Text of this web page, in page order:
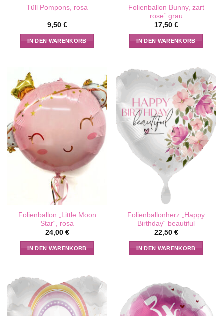
Tüll Pompons, rosa
9,50 €
IN DEN WARENKORB
Folienballon Bunny, zart
rose´ grau
17,50 €
IN DEN WARENKORB
Folienballon „Little Moon
Star“, rosa
24,00 €
IN DEN WARENKORB
Folienballonherz „Happy
Birthday“ beautiful
22,50 €
IN DEN WARENKORB